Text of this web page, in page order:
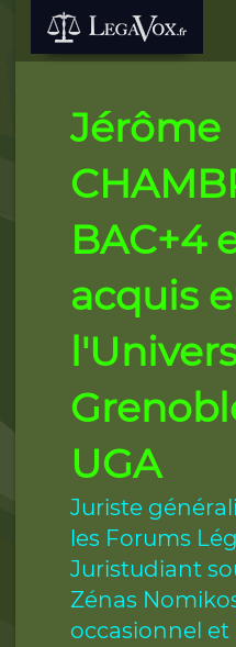
Jérôme
BAC+4
acquis
UGA
Juriste
les Forums
Juristudiant
Zénas
occasionnel